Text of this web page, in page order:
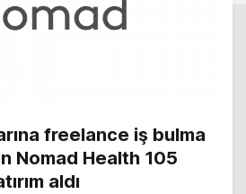
freelance iş bulma
Nomad Health 105
aldı